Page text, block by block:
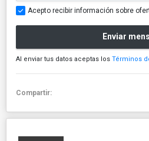
Acepto recibir información sobre
Enviar
Al enviar tus datos aceptas los Términos
Compartir: